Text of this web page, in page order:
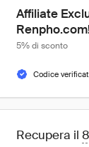
Affiliate
5% di sconto
Codice
Recupera il